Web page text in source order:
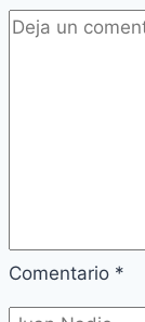
Comentario *